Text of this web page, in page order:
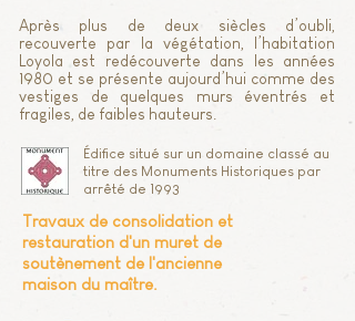
Après plus de deux siècles d’oubli,
recouverte par la végétation, l’habitation
Loyola est redécouverte dans les années
1980 et se présente aujourd’hui comme des
vestiges de quelques murs éventrés et
fragiles, de faibles hauteurs.
Édifice situé sur un domaine classé au
titre des Monuments Historiques par
arrêté de 1993
Travaux de consolidation et
restauration d'un muret de
soutènement de l'ancienne
maison du maître.